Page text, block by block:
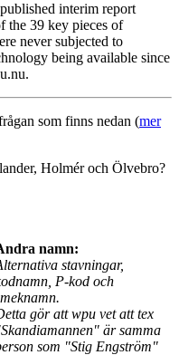
interim report
the 39 key pieces of
never subjected to
being available since
som finns nedan (mer
Holmér och Ölvebro?
namn:
stavningar,
P-kod och
gör att wpu vet att tex
är samma
som "Stig Engström"